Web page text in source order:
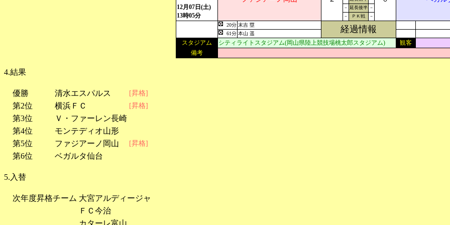
12月07日(土)
13時05分
－ 延長後半 －
－
ＰＫ戦 －
20分 末吉 塁 経過情報
61分 本山 遥
スタジアム シティライトスタジアム(岡山県陸上競技場桃太郎スタジアム) 観客
備考
4.結果
優勝 清水エスパルス [昇格]
第2位 横浜ＦＣ [昇格]
第3位
Ｖ・ファーレン長崎
第4位
モンテディオ山形
第5位
ファジアーノ岡山 [昇格]
第6位 ベガルタ仙台
5.入替
次年度昇格チーム 大宮アルディージャ
ＦＣ今治
カターレ富山